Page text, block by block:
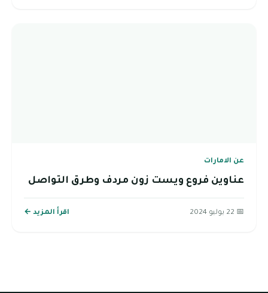
عن الامارات
عناوين فروع ويست زون مردف وطرق التواصل
📅 22 يوليو 2024 اقرأ المزيد ←